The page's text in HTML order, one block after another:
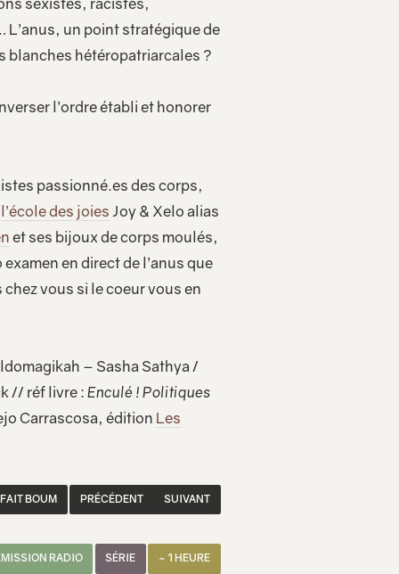
un point stratégique de
blanches hétéropatriarcales ?
l’ordre établi et honorer
passionné.es des corps,
l’école des joies Joy & Xelo alias
et ses bijoux de corps moulés,
en direct de l’anus que
vous si le coeur vous en
– Sasha Sathya /
// réf livre :Enculé ! Politiques
Carrascosa, édition Les
BOUM PRÉCÉDENT SUIVANT
~ 1 HEURE
SÉRIE
RADIO